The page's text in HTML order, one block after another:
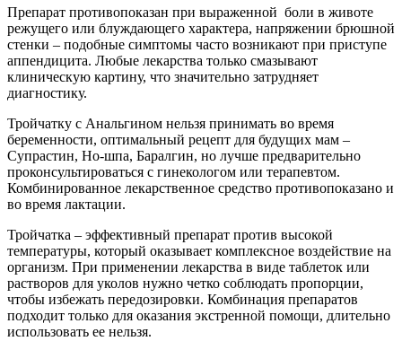
Препарат противопоказан при выраженной боли в животе
режущего или блуждающего характера, напряжении брюшной
стенки – подобные симптомы часто возникают при приступе
аппендицита. Любые лекарства только смазывают
клиническую картину, что значительно затрудняет
диагностику.
Тройчатку с Анальгином нельзя принимать во время
беременности, оптимальный рецепт для будущих мам –
Супрастин, Но-шпа, Баралгин, но лучше предварительно
проконсультироваться с гинекологом или терапевтом.
Комбинированное лекарственное средство противопоказано и
во время лактации.
Тройчатка – эффективный препарат против высокой
температуры, который оказывает комплексное воздействие на
организм. При применении лекарства в виде таблеток или
растворов для уколов нужно четко соблюдать пропорции,
чтобы избежать передозировки. Комбинация препаратов
подходит только для оказания экстренной помощи, длительно
использовать ее нельзя.